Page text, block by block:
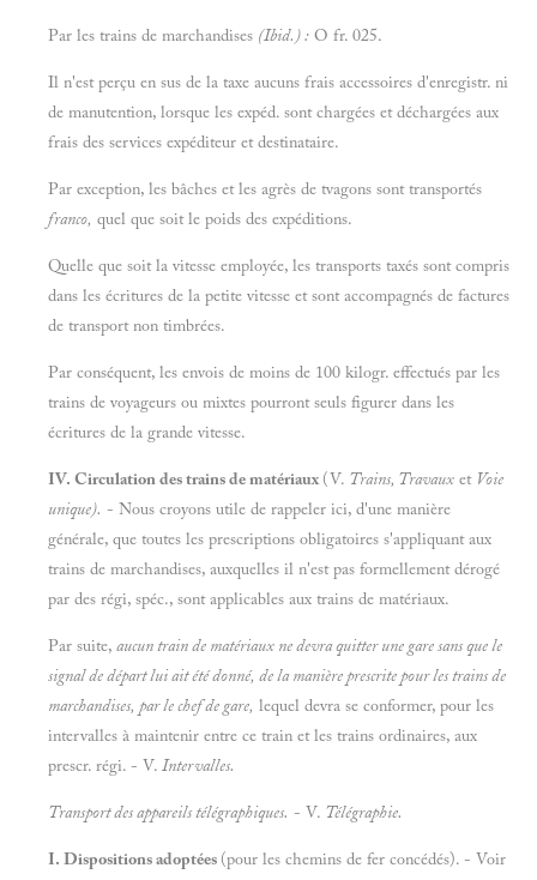
Par les trains de marchandises (Ibid.) : O fr. 025.
Il n'est perçu en sus de la taxe aucuns frais accessoires d'enregistr. ni
de manutention, lorsque les expéd. sont chargées et déchargées aux
frais des services expéditeur et destinataire.
Par exception, les bâches et les agrès de tvagons sont transportés
franco, quel que soit le poids des expéditions.
Quelle que soit la vitesse employée, les transports taxés sont compris
dans les écritures de la petite vitesse et sont accompagnés de factures
de transport non timbrées.
Par conséquent, les envois de moins de 100 kilogr. effectués par les
trains de voyageurs ou mixtes pourront seuls figurer dans les
écritures de la grande vitesse.
IV. Circulation des trains de matériaux (V. Trains, Travaux et Voie
unique). - Nous croyons utile de rappeler ici, d'une manière
générale, que toutes les prescriptions obligatoires s'appliquant aux
trains de marchandises, auxquelles il n'est pas formellement dérogé
par des régi, spéc., sont applicables aux trains de matériaux.
Par suite, aucun train de matériaux ne devra quitter une gare sans que le
signal de départ lui ait été donné, de la manière prescrite pour les trains de
marchandises, par le chef de gare, lequel devra se conformer, pour les
intervalles à maintenir entre ce train et les trains ordinaires, aux
prescr. régi. - V. Intervalles.
Transport des appareils télégraphiques. - V. Télégraphie.
I. Dispositions adoptées (pour les chemins de fer concédés). - Voir